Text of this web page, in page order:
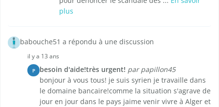
plus
babouche51 a répondu à une discussion
il y a 13 ans
P besoin d'aide!très urgent! par papillon45
bonjour à vous tous! je suis syrien je travaille dans
le domaine bancaire!comme la situation s'agrave de
jour en jour dans le pays jaime venir vivre à Alger et